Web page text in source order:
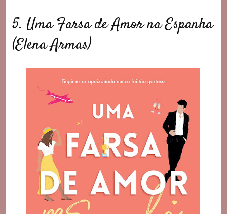
5. Uma Farsa de Amor na Espanha
(Elena Armas)